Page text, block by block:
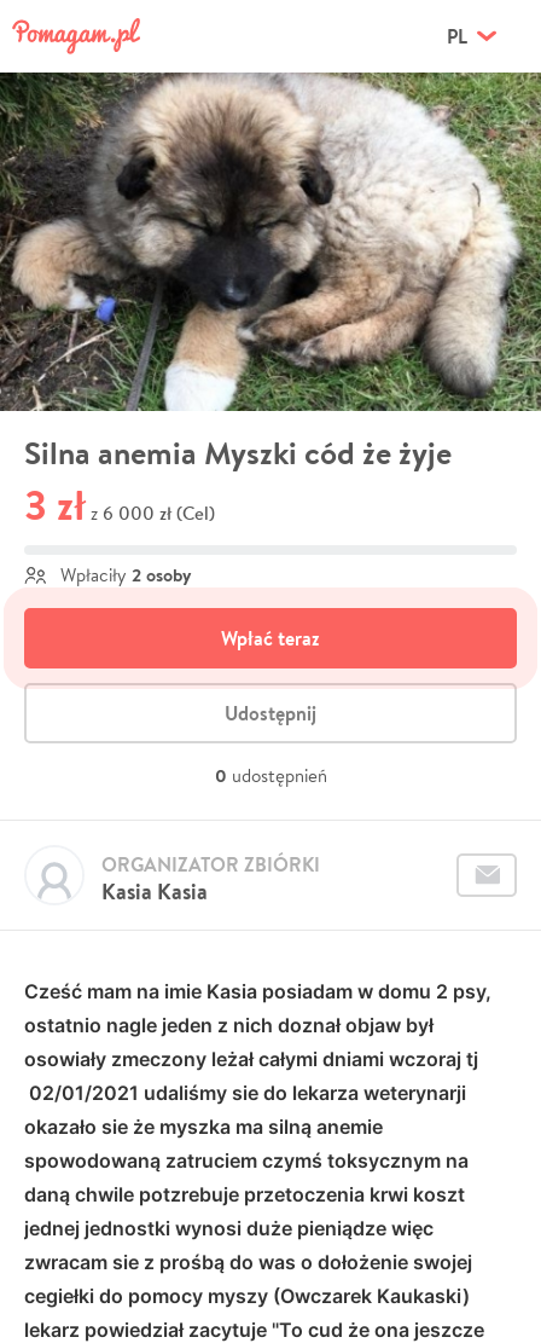
PL
Silna anemia Myszki cód że żyje
3 zł z 6 000 zł (Cel)
Wpłaciły 2 osoby
Wpłać teraz
Udostępnij
0 udostępnień
Kasia Kasia
ORGANIZATOR ZBIÓRKI
Cześć mam na imie Kasia posiadam w domu 2 psy,
ostatnio nagle jeden z nich doznał objaw był
osowiały zmeczony leżał całymi dniami wczoraj tj
02/01/2021 udaliśmy sie do lekarza weterynarji
okazało sie że myszka ma silną anemie
spowodowaną zatruciem czymś toksycznym na
daną chwile potzrebuje przetoczenia krwi koszt
jednej jednostki wynosi duże pieniądze więc
zwracam sie z prośbą do was o dołożenie swojej
cegiełki do pomocy myszy (Owczarek Kaukaski)
lekarz powiedział zacytuje "To cud że ona jeszcze